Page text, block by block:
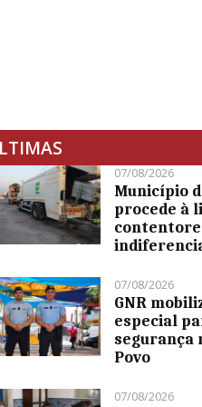
07/08/2026
Município
procede à
07/08/2026
GNR
especial
segurança
Povo
07/08/2026